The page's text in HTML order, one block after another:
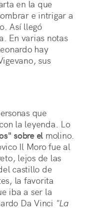
en la que
e intrigar a
Así llegó
En varias notas
hay
sus
que
la leyenda. Lo
sobre el molino.
Il Moro fue al
lejos de las
castillo de
la favorita
iba a ser la
Da Vinci "La